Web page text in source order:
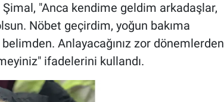
Şimal, "Anca kendime geldim arkadaşlar,
Nöbet geçirdim, yoğun bakıma
belimden. Anlayacağınız zor dönemlerden
ifadelerini kullandı.